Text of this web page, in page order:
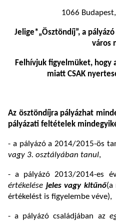
1066
Jelige*„Ösztöndíj”, a
város
Felhívjuk figyelmüket, hogy
miatt CSAK
Az ösztöndíjra pályázhat
pályázati feltételek
- a pályázó a 2014/2015-ös
vagy 3. osztályában tanul,
- a pályázó 2013/2014-es
értékelése jeles vagy kitűnő(a
értékelést is figyelembe véve),
- a pályázó családjában az